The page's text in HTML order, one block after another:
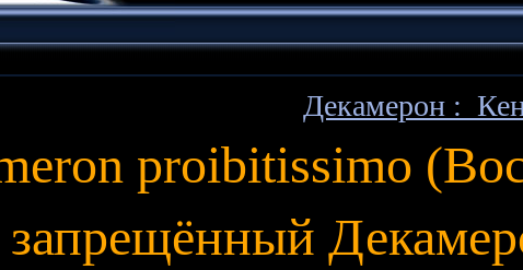
Декамерон :
proibitissimo